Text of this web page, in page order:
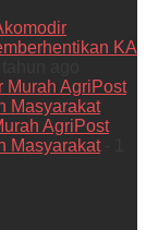
KA
AgriPost
Masyarakat- 1